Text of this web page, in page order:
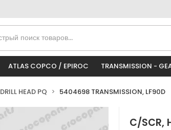
ATLAS COPCO / EPIROC TRANSMISSION -
DRILL HEAD PQ 5404698 TRANSMISSION, LF90D
C/SCR,